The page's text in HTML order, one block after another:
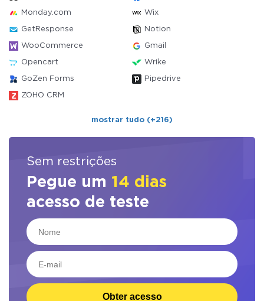
Monday.com Wix
GetResponse Notion
WooCommerce Gmail
Opencart Wrike
GoZen Forms Pipedrive
ZOHO CRM
mostrar tudo (+216)
Sem restrições
Pegue um 14 dias
acesso de teste
Obter acesso